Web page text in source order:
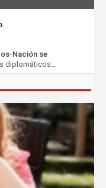
Nación se
diplomáticos…